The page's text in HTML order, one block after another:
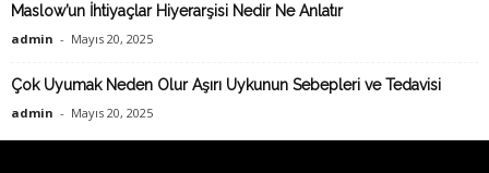
Maslow’un İhtiyaçlar Hiyerarşisi Nedir Ne Anlatır
admin - Mayıs 20, 2025
Çok Uyumak Neden Olur Aşırı Uykunun Sebepleri ve Tedavisi
admin - Mayıs 20, 2025